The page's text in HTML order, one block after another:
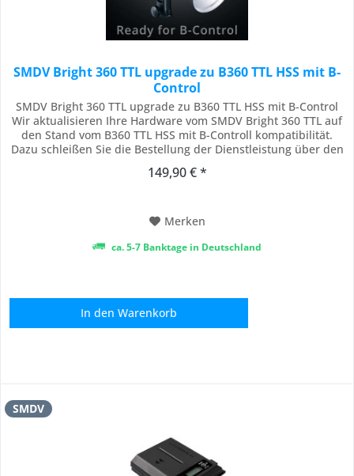
SMDV Bright 360 TTL upgrade zu B360 TTL HSS mit B-
Control
SMDV Bright 360 TTL upgrade zu B360 TTL HSS mit B-Control
Wir aktualisieren Ihre Hardware vom SMDV Bright 360 TTL auf
den Stand vom B360 TTL HSS mit B-Controll kompatibilität.
Dazu schleißen Sie die Bestellung der Dienstleistung über den
Bright 360 TTL Gerät mit entsprechenden Kaufnachweis
149,90 € *
Merken
ca. 5-7 Banktage in Deutschland
In den Warenkorb
SMDV